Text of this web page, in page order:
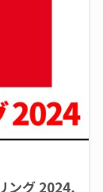
ング 2024,